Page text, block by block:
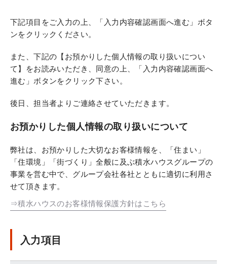
下記項目をご入力の上、「入力内容確認画面へ進む」ボタ
ンをクリックください。
また、下記の【お預かりした個人情報の取り扱いについ
て】をお読みいただき、同意の上、「入力内容確認画面へ
進む」ボタンをクリック下さい。
後日、担当者よりご連絡させていただきます。
お預かりした個人情報の取り扱いについて
弊社は、お預かりした大切なお客様情報を、「住まい」
「住環境」「街づくり」全般に及ぶ積水ハウスグループの
事業を営む中で、グループ会社各社とともに適切に利用さ
せて頂きます。
⇒積水ハウスのお客様情報保護方針はこちら
入力項目